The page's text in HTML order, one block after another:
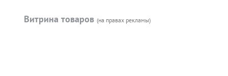
Витрина товаров (на правах рекламы)